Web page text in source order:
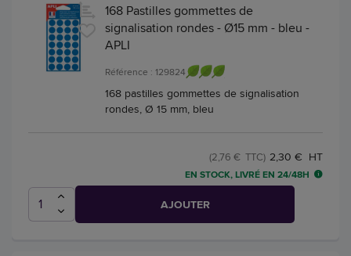
168 Pastilles gommettes de
signalisation rondes - Ø15 mm - bleu -
APLI
Référence : 129824
168 pastilles gommettes de signalisation
rondes, Ø 15 mm, bleu
2,30 € HT
(2,76 € TTC)
EN STOCK, LIVRÉ EN 24/48H
AJOUTER